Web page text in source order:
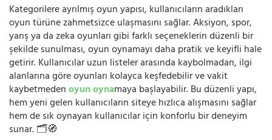
Kategorilere ayrılmış oyun yapısı, kullanıcıların aradıkları
oyun türüne zahmetsizce ulaşmasını sağlar. Aksiyon, spor,
yarış ya da zeka oyunları gibi farklı seçeneklerin düzenli bir
şekilde sunulması, oyun oynamayı daha pratik ve keyifli hale
getirir. Kullanıcılar uzun listeler arasında kaybolmadan, ilgi
alanlarına göre oyunları kolayca keşfedebilir ve vakit
kaybetmedenoyun oynamaya başlayabilir. Bu düzenli yapı,
hem yeni gelen kullanıcıların siteye hızlıca alışmasını sağlar
hem de sık oynayan kullanıcılar için konforlu bir deneyim
sunar. 🗂️🧭